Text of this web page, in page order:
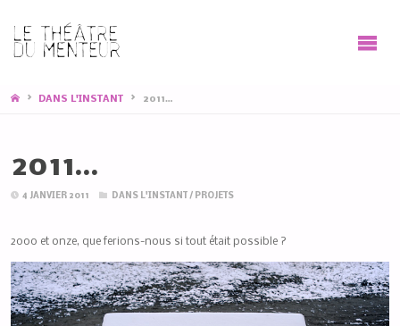
HOMEDANS L'INSTANT 2011…
2011…
4 JANVIER 2011 DANS L'INSTANT / PROJETS
2000 et onze, que ferions-nous si tout était possible ?